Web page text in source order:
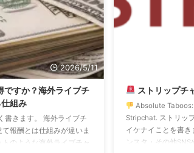
2026/5/11
ですか？海外ライブチ
組み
書きます。 海外ライブチ
報酬とは仕組みが違いま
のような海外ライブチャ
ストリップチ
Absolute
Stripchat. ストリッ
イケナイことを書
ンスタ・その他